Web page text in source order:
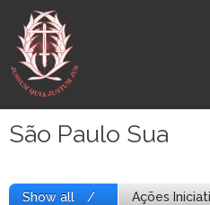
para
conteúdo
São Paulo Sua
Show all Ações